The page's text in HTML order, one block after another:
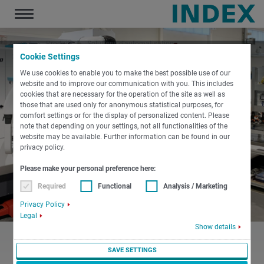
Cookie Settings
We use cookies to enable you to make the best possible use of our
website and to improve our communication with you. This includes
cookies that are necessary for the operation of the site as well as
those that are used only for anonymous statistical purposes, for
comfort settings or for the display of personalized content. Please
note that depending on your settings, not all functionalities of the
website may be available. Further information can be found in our
privacy policy.
Please make your personal preference here:
Required Functional Analysis / Marketing
Privacy Policy
Legal
Show details
SAVE SETTINGS
Toggle
navigation
Accueil Produits
Solutions d’automatisation
Solutions personnalisées